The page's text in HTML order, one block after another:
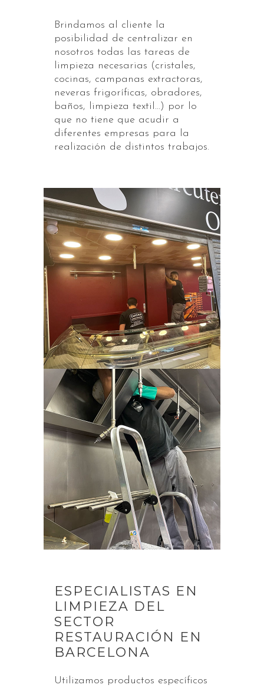
Brindamos al cliente la
posibilidad de centralizar en
nosotros todas las tareas de
limpieza necesarias (cristales,
cocinas, campanas extractoras,
neveras frigoríficas, obradores,
baños, limpieza textil…) por lo
que no tiene que acudir a
diferentes empresas para la
realización de distintos trabajos.
ESPECIALISTAS EN
LIMPIEZA DEL
SECTOR
RESTAURACIÓN EN
BARCELONA
Utilizamos productos específicos